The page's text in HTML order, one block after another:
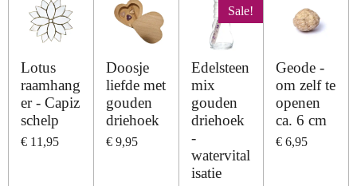
Lotus
raamhang
er - Capiz
schelp
€ 11,95
Doosje
liefde met
gouden
driehoek
€ 9,95
Sale!
Edelsteen
mix
gouden
driehoek
-
watervital
isatie
Geode -
om zelf te
openen
ca. 6 cm
€ 6,95